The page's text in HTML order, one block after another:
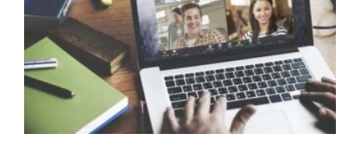
à
l’étranger,
les
prélèvements
sociaux
sont
pris
compte.